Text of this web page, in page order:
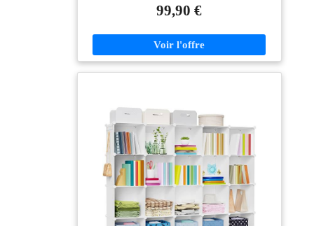
supplémentaire pour équiper le mur Composition :
fabriqué avec des matières recyclées, 100% de
Produit certifié par le principal organisme international
Terry organise votre espace : depuis plus de 50 ans,
99,90 €